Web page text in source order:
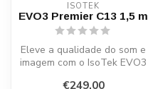
ISOTEK
EVO3 Premier C13 1,5 m
Eleve a qualidade do som e
imagem com o IsoTek EVO3
€249,00